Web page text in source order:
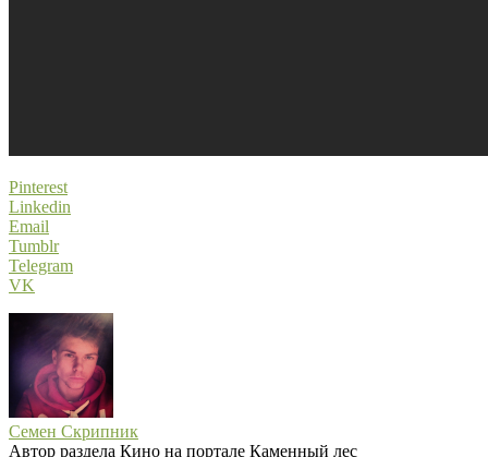
Pinterest
Linkedin
Email
Tumblr
Telegram
VK
Семен Скрипник
Автор раздела Кино на портале Каменный лес